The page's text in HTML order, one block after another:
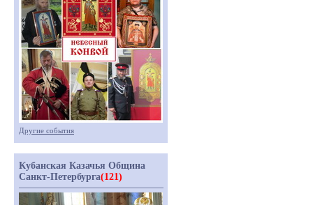
Другие события
Кубанская Казачья Община
Санкт-Петербурга(121)